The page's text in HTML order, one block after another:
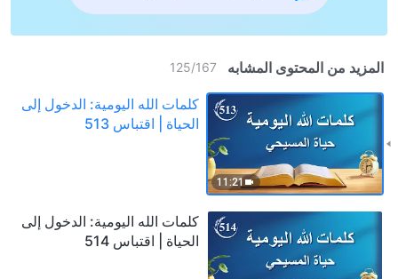
المزيد من المحتوى المشابه 125/167
11:21
كلمات الله اليومية: الدخول إلى
الحياة | اقتباس 513
كلمات الله اليومية: الدخول إلى
الحياة | اقتباس 514